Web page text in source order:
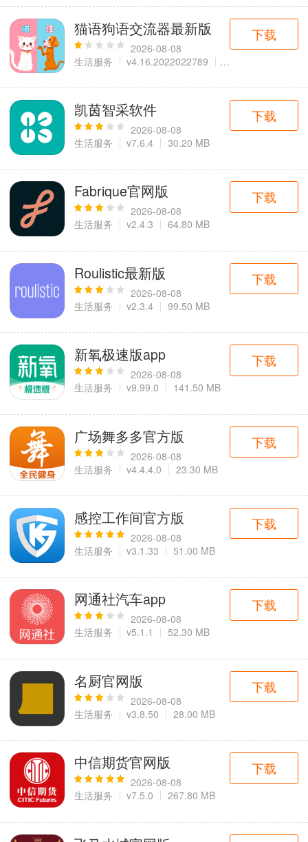
猫语狗语交流器最新版
2026-08-08
生活服务
v4.16.2022022789 109.50 MB
下载
凯茵智采软件
2026-08-08
生活服务
v7.6.4 30.20 MB
下载
Fabrique官网版
2026-08-08
生活服务
v2.4.3 64.80 MB
下载
Roulistic最新版
2026-08-08
生活服务
v2.3.4 99.50 MB
下载
新氧极速版app
2026-08-08
生活服务
v9.99.0 141.50 MB
下载
广场舞多多官方版
2026-08-08
生活服务
v4.4.4.0 23.30 MB
下载
感控工作间官方版
2026-08-08
生活服务
v3.1.33 51.00 MB
下载
网通社汽车app
2026-08-08
生活服务
v5.1.1 52.30 MB
下载
名厨官网版
2026-08-08
生活服务
v3.8.50 28.00 MB
下载
中信期货官网版
2026-08-08
生活服务
v7.5.0 267.80 MB
下载